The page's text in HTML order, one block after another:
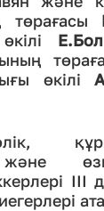
төрағасы
өкілі
ІІІ